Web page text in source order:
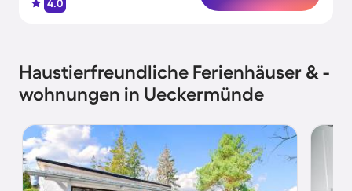
4.0
Haustierfreundliche Ferienhäuser & -
wohnungen in Ueckermünde